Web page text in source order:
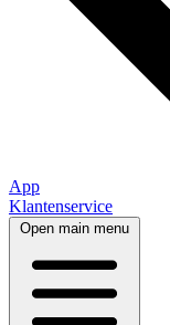
App
Klantenservice
Open main menu